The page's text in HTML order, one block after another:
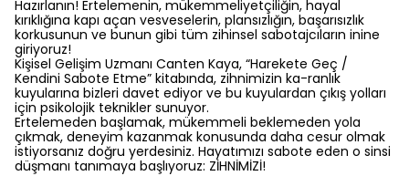
Hazırlanın! Ertelemenin, mükemmeliyetçiliğin, hayal
kırıklığına kapı açan vesveselerin, plansızlığın, başarısızlık
korkusunun ve bunun gibi tüm zihinsel sabotajcıların inine
giriyoruz!
Kişisel Gelişim Uzmanı Canten Kaya, “Harekete Geç /
Kendini Sabote Etme” kitabında, zihnimizin ka-ranlık
kuyularına bizleri davet ediyor ve bu kuyulardan çıkış yolları
için psikolojik teknikler sunuyor.
Ertelemeden başlamak, mükemmeli beklemeden yola
çıkmak, deneyim kazanmak konusunda daha cesur olmak
istiyorsanız doğru yerdesiniz. Hayatımızı sabote eden o sinsi
düşmanı tanımaya başlıyoruz: ZİHNİMİZİ!